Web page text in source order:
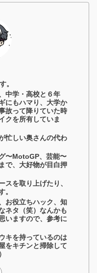
。
中学・高校と６年
にもハマり、大学か
故って降りていた時
クを所有していま
忙しい奥さんの代わ
〜MotoGP、芸能〜
で、大好物が目白押
スを取り上げたり、
。
お役立ちハック、知
ネタ（笑）なんかも
いますので、参考に
キを持っているのは
をキチンと掃除して